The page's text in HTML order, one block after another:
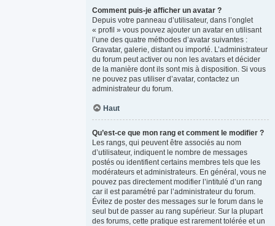
Comment puis-je afficher un avatar ?
Depuis votre panneau d’utilisateur, dans l’onglet
« profil » vous pouvez ajouter un avatar en utilisant
l’une des quatre méthodes d’avatar suivantes :
Gravatar, galerie, distant ou importé. L’administrateur
du forum peut activer ou non les avatars et décider
de la manière dont ils sont mis à disposition. Si vous
ne pouvez pas utiliser d’avatar, contactez un
administrateur du forum.
Haut
Qu’est-ce que mon rang et comment le modifier ?
Les rangs, qui peuvent être associés au nom
d’utilisateur, indiquent le nombre de messages
postés ou identifient certains membres tels que les
modérateurs et administrateurs. En général, vous ne
pouvez pas directement modifier l’intitulé d’un rang
car il est paramétré par l’administrateur du forum.
Évitez de poster des messages sur le forum dans le
seul but de passer au rang supérieur. Sur la plupart
des forums, cette pratique est rarement tolérée et un